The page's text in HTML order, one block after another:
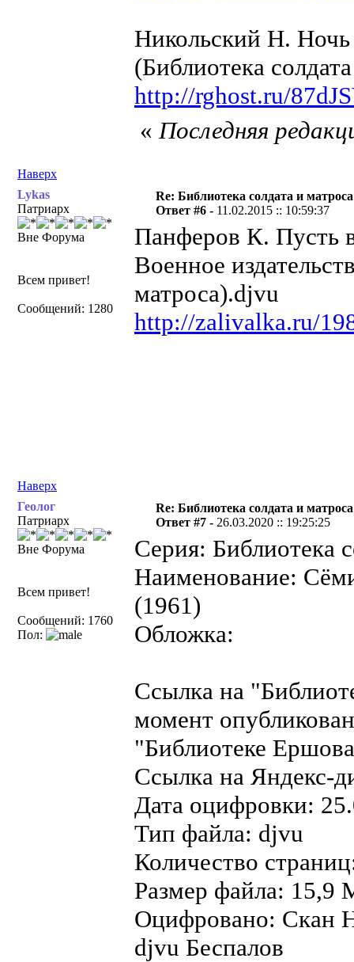
Никольский Н.
(Библиотека
http://rghost.ru/
Наверх
«Последняя
Lykas
Патриарх
Вне Форума
Всем привет!
Сообщений: 1280
Re: Библиотека солдата и
Ответ #6 - 11.02.2015 :: 10:59:37
Панферов К. Пусть
Военное
матроса).djvu
http://zalivalka.ru/
Наверх
Геолог
Патриарх
Вне Форума
Всем привет!
Сообщений: 1760
Пол:
Re: Библиотека солдата и
Ответ #7 - 26.03.2020 :: 19:25:25
Серия: Библиотека
Наименование:
(1961)
Обложка:
Ссылка на
момент
"Библиотеке
Ссылка на Яндекс-
Дата оцифровки:
Тип файла: djvu
Количество
Размер файла: 15,9
Оцифровано: Скан
djvu Беспалов